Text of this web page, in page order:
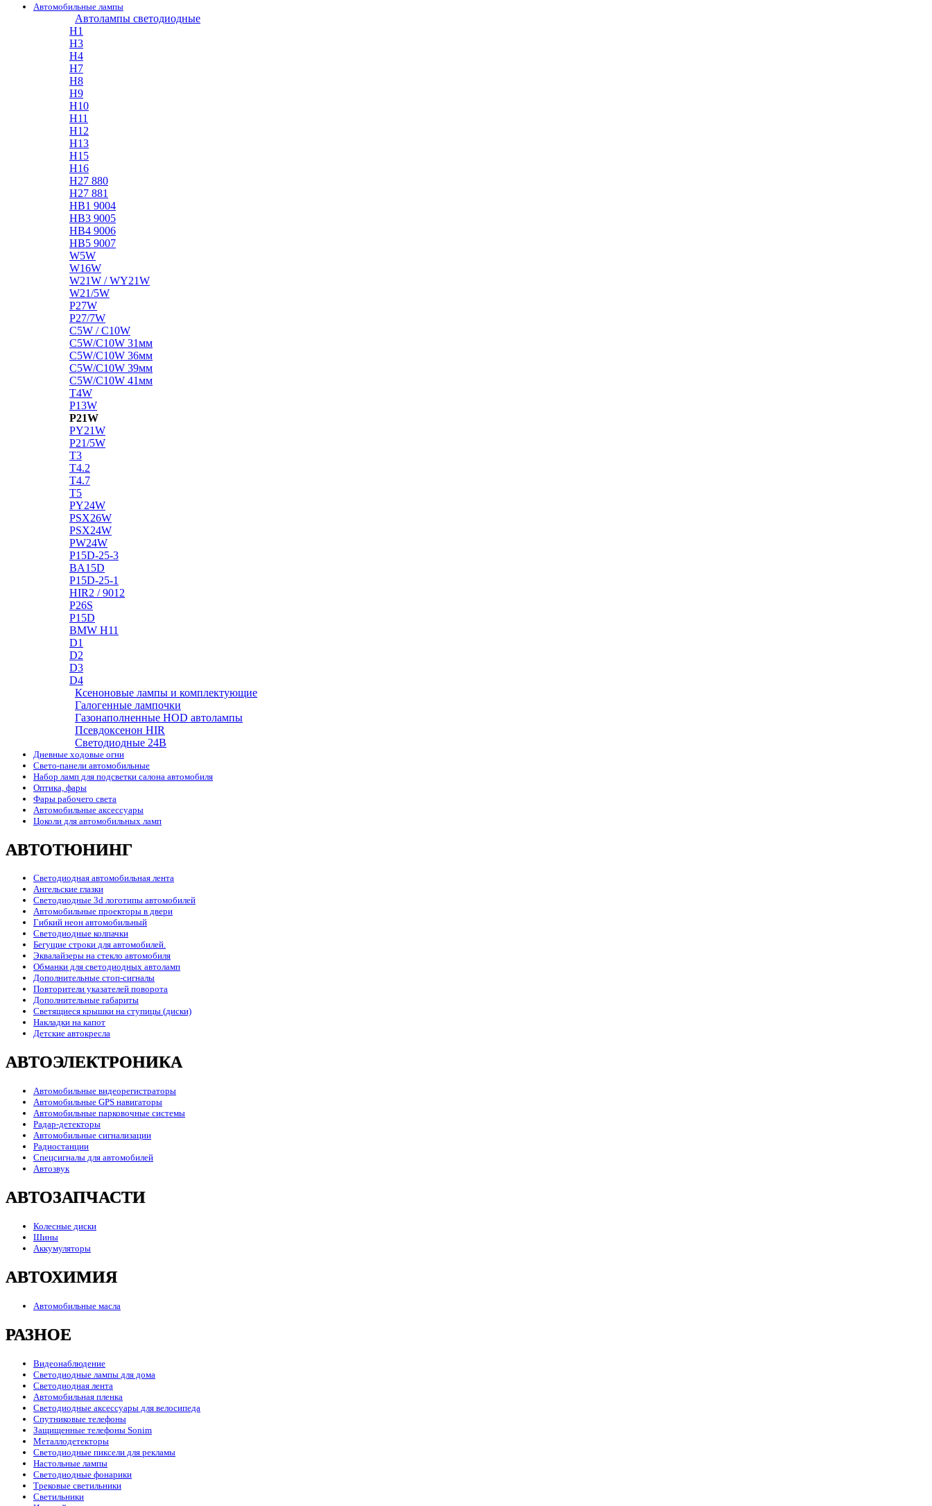
Автомобильные лампы
Автолампы светодиодные
H1
H3
H4
H7
H8
H9
H10
H11
H12
H13
H15
H16
H27 880
H27 881
HB1 9004
HB3 9005
HB4 9006
HB5 9007
W5W
W16W
W21W / WY21W
W21/5W
P27W
P27/7W
C5W / C10W
C5W/C10W 31мм
C5W/C10W 36мм
C5W/C10W 39мм
C5W/C10W 41мм
T4W
P13W
P21W
PY21W
P21/5W
T3
T4.2
T4.7
T5
PY24W
PSX26W
PSX24W
PW24W
P15D-25-3
BA15D
P15D-25-1
HIR2 / 9012
P26S
P15D
BMW H11
D1
D2
D3
D4
Ксеноновые лампы и комплектующие
Галогенные лампочки
Газонаполненные HOD автолампы
Псевдоксенон HIR
Cветодиодные 24B
Дневные ходовые огни
Свето-панели автомобильные
Набор ламп для подсветки салона автомобиля
Оптика, фары
Фары рабочего света
Автомобильные аксессуары
Цоколи для автомобильных ламп
АВТОТЮНИНГ
Светодиодная автомобильная лента
Ангельские глазки
Светодиодные 3d логотипы автомобилей
Автомобильные проекторы в двери
Гибкий неон автомобильный
Светодиодные колпачки
Бегущие строки для автомобилей.
Эквалайзеры на стекло автомобиля
Обманки для светодиодных автоламп
Дополнительные стоп-сигналы
Повторители указателей поворота
Дополнительные габариты
Светящиеся крышки на ступицы (диски)
Накладки на капот
Детские автокресла
АВТОЭЛЕКТРОНИКА
Автомобильные видеорегистраторы
Автомобильные GPS навигаторы
Автомобильные парковочные системы
Радар-детекторы
Автомобильные сигнализации
Радиостанции
Спецсигналы для автомобилей
Автозвук
АВТОЗАПЧАСТИ
Колесные диски
Шины
Аккумуляторы
АВТОХИМИЯ
Автомобильные масла
РАЗНОЕ
Видеонаблюдение
Светодиодные лампы для дома
Светодиодная лента
Автомобильная пленка
Светодиодные аксессуары для велосипеда
Спутниковые телефоны
Защищенные телефоны Sonim
Металлодетекторы
Светодиодные пиксели для рекламы
Настольные лампы
Светодиодные фонарики
Трековые светильники
Светильники